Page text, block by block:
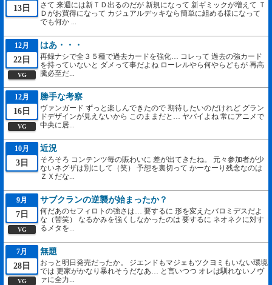
13日
さて 来週には新ＴＤ出るのだが 新規になって 新ギミックが増えて Ｔ
Ｄがお買得になって カジュアルデッキなら簡単に組める様になって
でも何か ...
12月
22日
VG
はあ・・・
再録ナシで全３５種で過去カードを強化… コレって 過去の強カード
を持っていないと ダメって事だよね ローレルやら何やらどもが 再高
騰必至だ...
12月
16日
VG
勝手な考察
ヴァンガード ずっと楽しんできたので 期待したいのだけれど グラン
ドデザインが見えないから このままだと… ヤバイよね 常にアニメで
中央に居...
10月
3日
近況
そろそろ コンテンツ毎の賑わいに 差が出てきたね。 元々参加者が少
ないネグザは別にして（笑） 予想を裏切って かーなーり残念なのは
ＺＸだな...
9月
7日
VG
サブクランの逆襲が始まったか？
何だあのセフィロトの強さは… 要するに 形を変えたバロミデスだよ
な（苦笑） なるかみを強くしなかったのは 要するに ネオネクに対す
るメタを...
7月
28日
VG
無題
おっと明日発売だったか。 ジエンドもマジェもツクヨミもいない環境
では 更家がかなり暴れそうだなあ… と言いつつ オレは馴れないノヴ
ァに全力...